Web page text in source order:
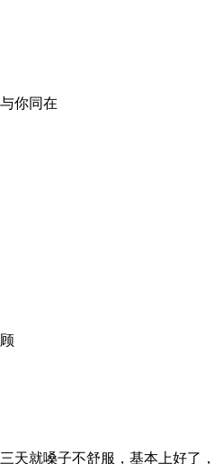
你同在
天就嗓子不舒服，基本上好了，